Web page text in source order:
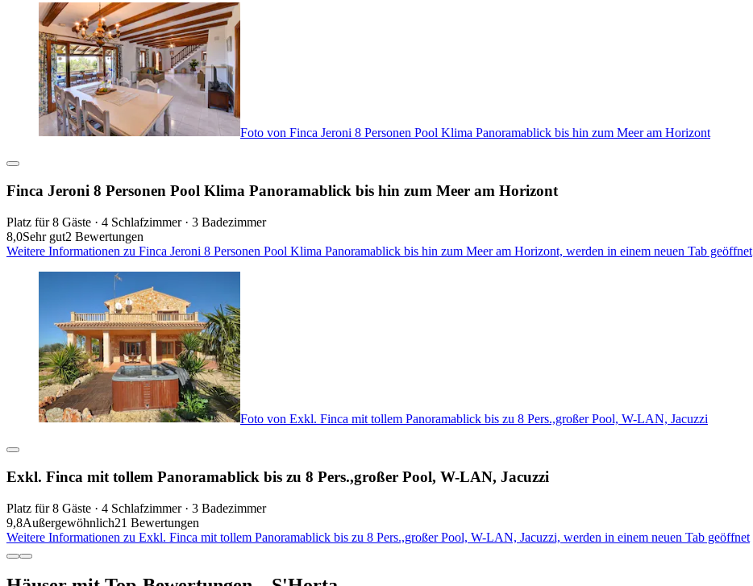
Foto von Finca Jeroni 8 Personen Pool Klima Panoramablick bis hin zum Meer am Horizont
Finca Jeroni 8 Personen Pool Klima Panoramablick bis hin zum Meer am Horizont
Platz für 8 Gäste · 4 Schlafzimmer · 3 Badezimmer
8,0Sehr gut2 Bewertungen
Weitere Informationen zu Finca Jeroni 8 Personen Pool Klima Panoramablick bis hin zum Meer am Horizont, werden in einem neuen Tab geöffnet
Foto von Exkl. Finca mit tollem Panoramablick bis zu 8 Pers.,großer Pool, W-LAN, Jacuzzi
Exkl. Finca mit tollem Panoramablick bis zu 8 Pers.,großer Pool, W-LAN, Jacuzzi
Platz für 8 Gäste · 4 Schlafzimmer · 3 Badezimmer
9,8Außergewöhnlich21 Bewertungen
Weitere Informationen zu Exkl. Finca mit tollem Panoramablick bis zu 8 Pers.,großer Pool, W-LAN, Jacuzzi, werden in einem neuen Tab geöffnet